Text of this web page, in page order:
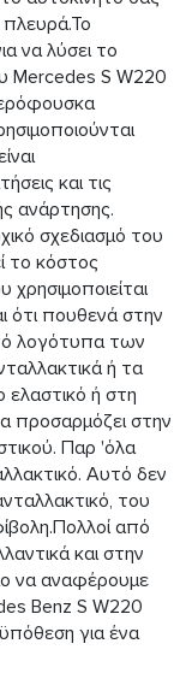
να λύσει το
Mercedes S W220
και τις
ανάρτησης.
σχεδιασμό του
το κόστος
ότι πουθενά στην
λογότυπα των
ή τα
ή στη
προσαρμόζει στην
Παρ 'όλα
Αυτό δεν
του
από
και στην
να αναφέρουμε
Benz S W220
για ένα